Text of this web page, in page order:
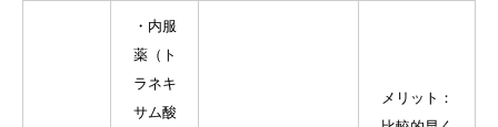
・内服
薬（ト
ラネキ
サム酸
メリット：